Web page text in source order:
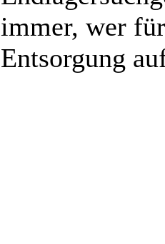
immer, wer
Entsorgung